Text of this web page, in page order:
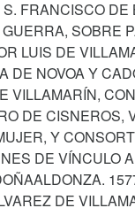
FRANCISCO DE
SOBRE
LUIS DE
DE NOVOA Y
VILLAMARÍN,
DE CISNEROS,
Y
DE VÍNCULO
DE